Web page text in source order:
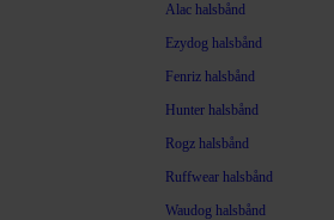
Alac halsbånd
Ezydog halsbånd
Fenriz halsbånd
Hunter halsbånd
Rogz halsbånd
Ruffwear halsbånd
Waudog halsbånd